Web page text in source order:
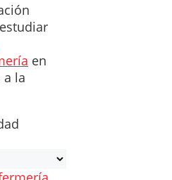
en
a la